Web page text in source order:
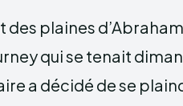
plaines
qui se tenait
a décidé de se